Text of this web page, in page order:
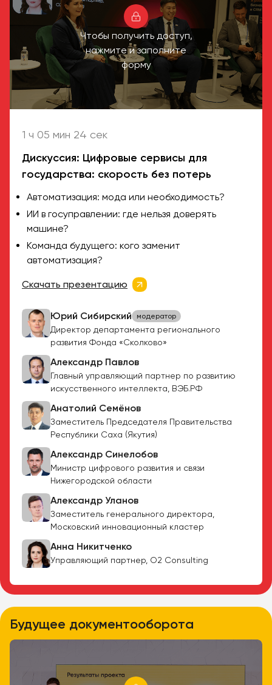
Чтобы получить доступ,
нажмите и заполните
форму
1 ч 05 мин 24 сек
Дискуссия: Цифровые сервисы для
государства: скорость без потерь
Автоматизация: мода или необходимость?
ИИ в госуправлении: где нельзя доверять
машине?
Команда будущего: кого заменит
автоматизация?
Скачать презентацию
Юрий Сибирский модератор
Директор департамента регионального
развития Фонда «Сколково»
Александр Павлов
Главный управляющий партнер по развитию
искусственного интеллекта, ВЭБ.РФ
Анатолий Семёнов
Заместитель Председателя Правительства
Республики Саха (Якутия)
Александр Синелобов
Министр цифрового развития и связи
Нижегородской области
Александр Уланов
Заместитель генерального директора,
Московский инновационный кластер
Анна Никитченко
Управляющий партнер, О2 Consulting
Будущее документооборота